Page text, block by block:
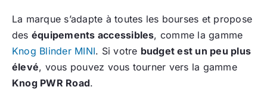
La marque s’adapte à toutes les bourses et propose
des équipements accessibles, comme la gamme
Knog Blinder MINI. Si votre budget est un peu plus
élevé, vous pouvez vous tourner vers la gamme
Knog PWR Road.